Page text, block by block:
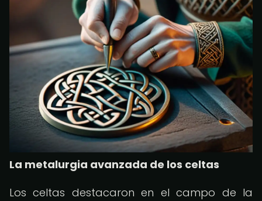
La metalurgia avanzada de los celtas
Los celtas destacaron en el campo de la